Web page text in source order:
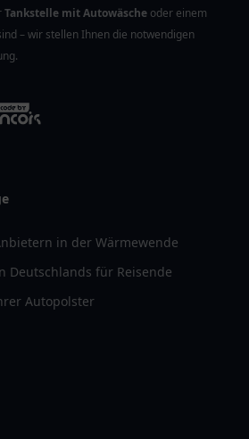
Tankstelle mit Autowäsche oder einem
– wir stellen Ihnen die notwendigen
in der Wärmewende
Deutschlands für Reisende
Autopolster